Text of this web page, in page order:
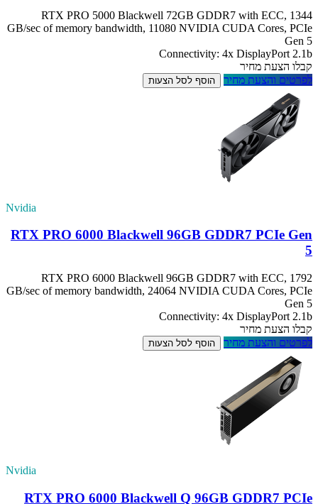
RTX PRO 5000 Blackwell 72GB GDDR7 with ECC, 1344
GB/sec of memory bandwidth, 11080 NVIDIA CUDA Cores, PCIe
Gen 5
Connectivity: 4x DisplayPort 2.1b
קבלו הצעת מחיר
לפרטים והצעת מחיר
הוסף לסל הצעות
Nvidia
RTX PRO 6000 Blackwell 96GB GDDR7 PCIe Gen
5
RTX PRO 6000 Blackwell 96GB GDDR7 with ECC, 1792
GB/sec of memory bandwidth, 24064 NVIDIA CUDA Cores, PCIe
Gen 5
Connectivity: 4x DisplayPort 2.1b
קבלו הצעת מחיר
לפרטים והצעת מחיר
הוסף לסל הצעות
Nvidia
RTX PRO 6000 Blackwell Q 96GB GDDR7 PCIe